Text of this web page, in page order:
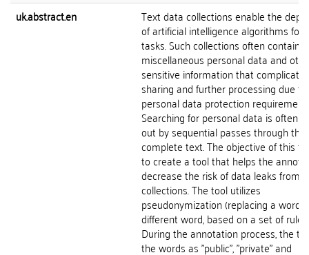
uk.abstract.en
Text data collections enable the
of artificial intelligence algorithms for
tasks. Such collections often contain
miscellaneous personal data and
sensitive information that complicates
sharing and further processing due
personal data protection
Searching for personal data is often
out by sequential passes through the
complete text. The objective of this
to create a tool that helps the
decrease the risk of data leaks from
collections. The tool utilizes
pseudonymization (replacing a word
different word, based on a set of
During the annotation process, the
the words as "public", "private" and